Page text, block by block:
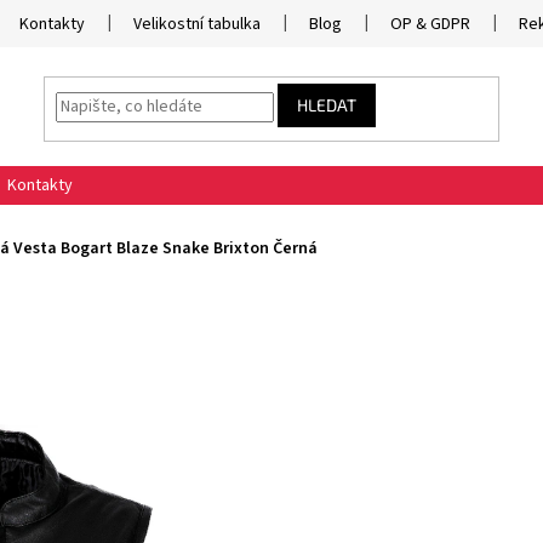
Kontakty Velikostní tabulka Blog OP & GDPR
HLEDAT
Kontakty
Vesta Bogart Blaze Snake Brixton Černá